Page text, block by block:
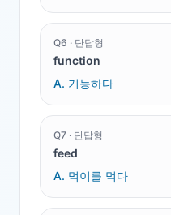
Q6 · 단답형
function
A. 기능하다
Q7 · 단답형
feed
A. 먹이를 먹다